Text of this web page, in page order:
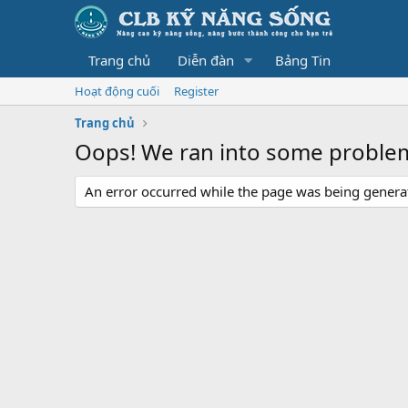
Trang chủ Diễn đàn Bảng Tin
Hoạt động cuối
Register
Trang chủ
Oops! We ran into some
An error occurred while the page was being